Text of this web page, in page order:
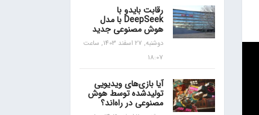
رقابت بایدو با
DeepSeek با مدل
هوش مصنوعی جدید
دوشنبه, 27 اسفند 1403, ساعت
18:07
آیا بازی‌های ویدیویی
تولیدشده توسط هوش
مصنوعی در راه‌اند؟